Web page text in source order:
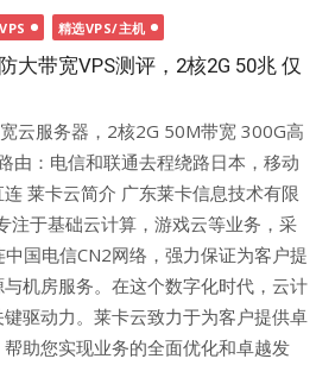
精选VPS/主机
大带宽VPS测评，2核2G 50兆 仅
云服务器，2核2G 50M带宽 300G高
由：电信和联通去程绕路日本，移动
莱卡云简介 广东莱卡信息技术有限
注于基础云计算，游戏云等业务，采
国电信CN2网络，强力保证为客户提
机房服务。在这个数字化时代，云计
驱动力。莱卡云致力于为客户提供卓
助您实现业务的全面优化和卓越发